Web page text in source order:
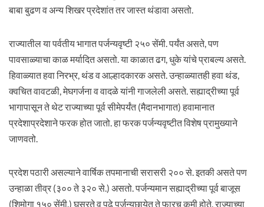
बाबा बुढण व अन्य शिखर प्रदेशांत तर जास्त थंडावा असतो.
राज्यातील या पर्वतीय भागात पर्जन्यवृष्टी २५० सेंमी. पर्यंत असते, पण
पावसाळ्याचा काळ मर्यादित असतो. या काळात ढग, धुके यांचे प्राबल्य असते.
हिवाळ्यात हवा निरभ्र, थंड व आल्हादकारक असते. उन्हाळ्यातही हवा थंड,
क्वचित वावटळी, मेघगर्जना व वादळे यांनी गाजलेली असते. सह्याद्रीच्या पूर्व
भागापासून ते थेट राज्याच्या पूर्व सीमेपर्यंत (मैदानभागात) हवामानात
प्रदेशाप्रदेशाने फरक होत जातो. हा फरक पर्जन्यवृष्टीत विशेष प्रामुख्याने
जाणवतो.
प्रदेश पठारी असल्याने वार्षिक तपमानाची सरासरी २०० से. इतकी असते पण
उन्हाळा तीव्र (३०० ते ३२० से.) असतो. पर्जन्यमान सह्याद्रीच्या पूर्व बाजूस
(शिमोगा १५० सेंमी.) घसरते व पुढे पर्जन्यछायेत ते फारच कमी होते. राज्याच्या